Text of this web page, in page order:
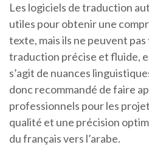
Les logiciels de traduction
utiles pour obtenir une
texte, mais ils ne peuvent
traduction précise et fluide,
s’agit de nuances
donc recommandé de faire
professionnels pour les
qualité et une précision
du français vers l’arabe.